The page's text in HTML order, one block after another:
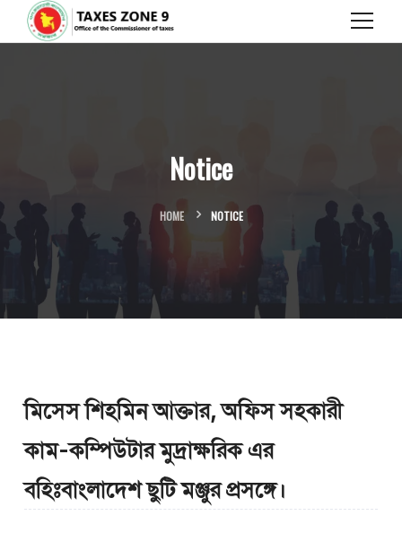
Notice
HOME NOTICE
মিসেস শিহমিন আক্তার, অফিস সহকারী
কাম-কম্পিউটার মুদ্রাক্ষরিক এর
বহিঃবাংলাদেশ ছুটি মঞ্জুর প্রসঙ্গে।